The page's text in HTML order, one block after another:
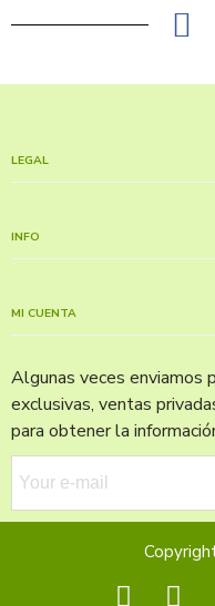
LEGAL
INFO
MI CUENTA
Algunas veces enviamos
exclusivas, ventas
para obtener la